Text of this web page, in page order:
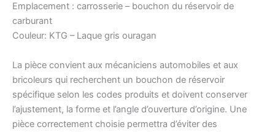
Emplacement : carrosserie – bouchon du réservoir de
carburant
Couleur: KTG – Laque gris ouragan
La pièce convient aux mécaniciens automobiles et aux
bricoleurs qui recherchent un bouchon de réservoir
spécifique selon les codes produits et doivent conserver
l’ajustement, la forme et l’angle d’ouverture d’origine. Une
pièce correctement choisie permettra d’éviter des